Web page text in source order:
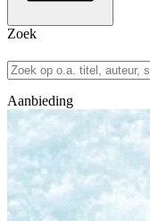
Zoek
Aanbieding